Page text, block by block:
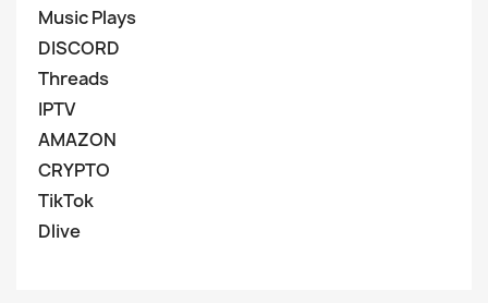
Music Plays
DISCORD
Threads
IPTV
AMAZON
CRYPTO
TikTok
Dlive